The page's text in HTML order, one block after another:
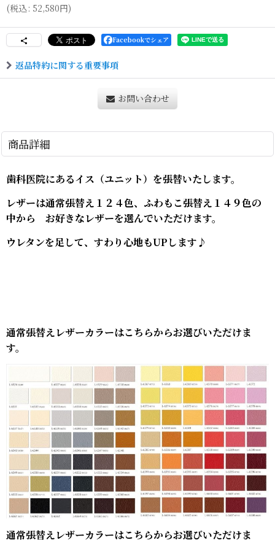
(税込: 52,580円)
Facebookでシェア
返品特約に関する重要事項
お問い合わせ
商品詳細
歯科医院にあるイス（ユニット）を張替いたします。
レザーは通常張替え１２４色、ふわもこ張替え１４９色の
中から お好きなレザーを選んでいただけます。
ウレタンを足して、すわり心地もUPします♪
通常張替えレザーカラーはこちらからお選びいただけま
す。
通常張替えレザーカラーはこちらからお選びいただけま